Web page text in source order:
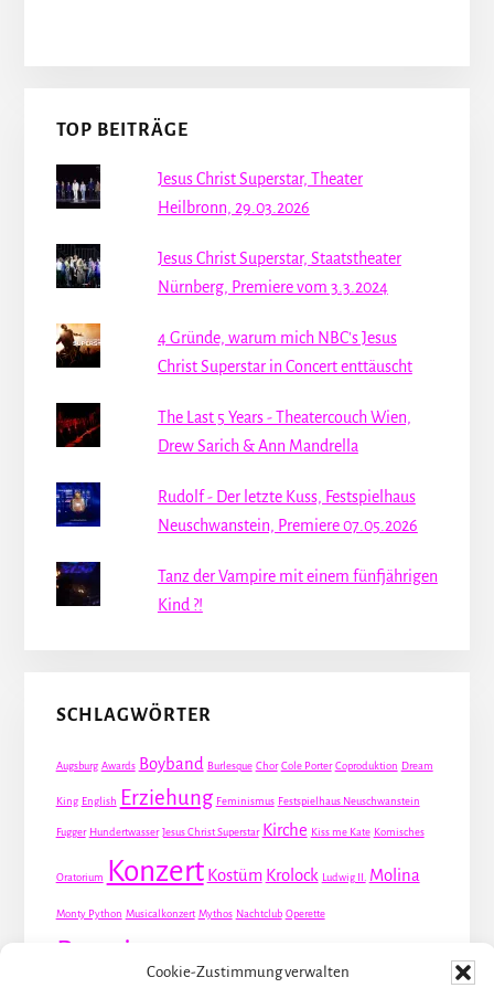
Cookie-Zustimmung verwalten
TOP BEITRÄGE
Jesus Christ Superstar, Theater
Heilbronn, 29.03.2026
Jesus Christ Superstar, Staatstheater
Nürnberg, Premiere vom 3.3.2024
4 Gründe, warum mich NBC's Jesus
Christ Superstar in Concert enttäuscht
The Last 5 Years - Theatercouch Wien,
Drew Sarich & Ann Mandrella
Rudolf - Der letzte Kuss, Festspielhaus
Neuschwanstein, Premiere 07.05.2026
Tanz der Vampire mit einem fünfjährigen
Kind ?!
SCHLAGWÖRTER
Augsburg Awards Boyband Burlesque Chor Cole Porter Coproduktion Dream
King English Erziehung Feminismus Festspielhaus Neuschwanstein
Fugger Hundertwasser Jesus Christ Superstar Kirche Kiss me Kate Komisches
Oratorium Konzert Kostüm Krolock Ludwig II. Molina
Monty Python Musicalkonzert Mythos Nachtclub Operette
Premiere